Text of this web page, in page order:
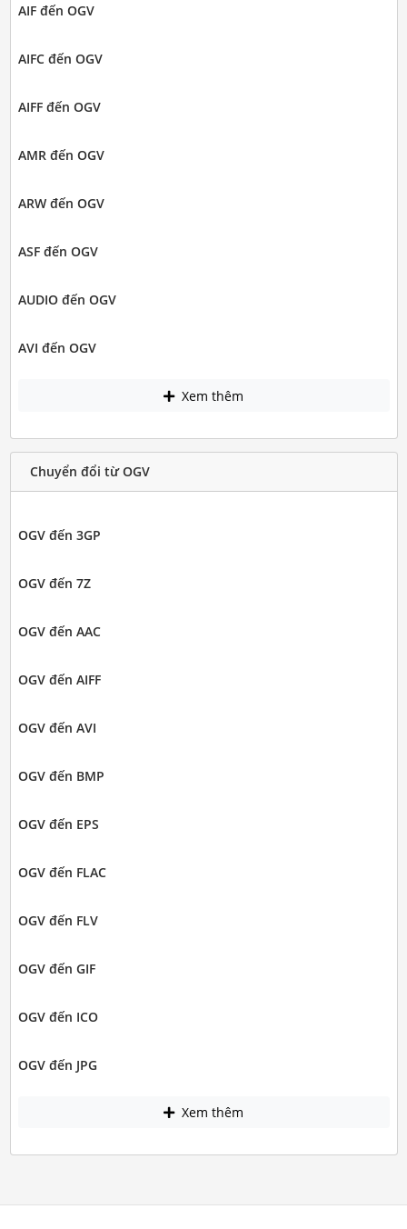
AIF đến OGV
AIFC đến OGV
AIFF đến OGV
AMR đến OGV
ARW đến OGV
ASF đến OGV
AUDIO đến OGV
AVI đến OGV
Xem thêm
Chuyển đổi từ OGV
OGV đến 3GP
OGV đến 7Z
OGV đến AAC
OGV đến AIFF
OGV đến AVI
OGV đến BMP
OGV đến EPS
OGV đến FLAC
OGV đến FLV
OGV đến GIF
OGV đến ICO
OGV đến JPG
Xem thêm